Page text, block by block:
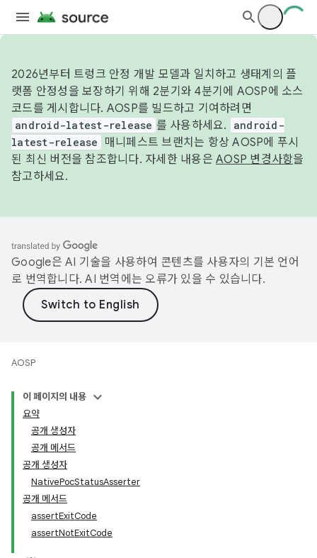
2026년부터 트렁크 안정 개발 모델과 일치하고 생태계의 플
랫폼 안정성을 보장하기 위해 2분기와 4분기에 AOSP에 소스
코드를 게시합니다. AOSP를 빌드하고 기여하려면
android-latest-release 를 사용하세요.
android-
latest-release
매니페스트 브랜치는 항상 AOSP에 푸시
된 최신 버전을 참조합니다. 자세한 내용은 AOSP 변경사항을
참고하세요.
Google은 AI 기술을 사용하여 콘텐츠를 사용자의 기본 언어
로 번역합니다. AI 번역에는 오류가 있을 수 있습니다.
AOSP
이 페이지의 내용
요약
공개 생성자
공개 메서드
공개 생성자
NativePocStatusAsserter
공개 메서드
assertExitCode
assertNotExitCode